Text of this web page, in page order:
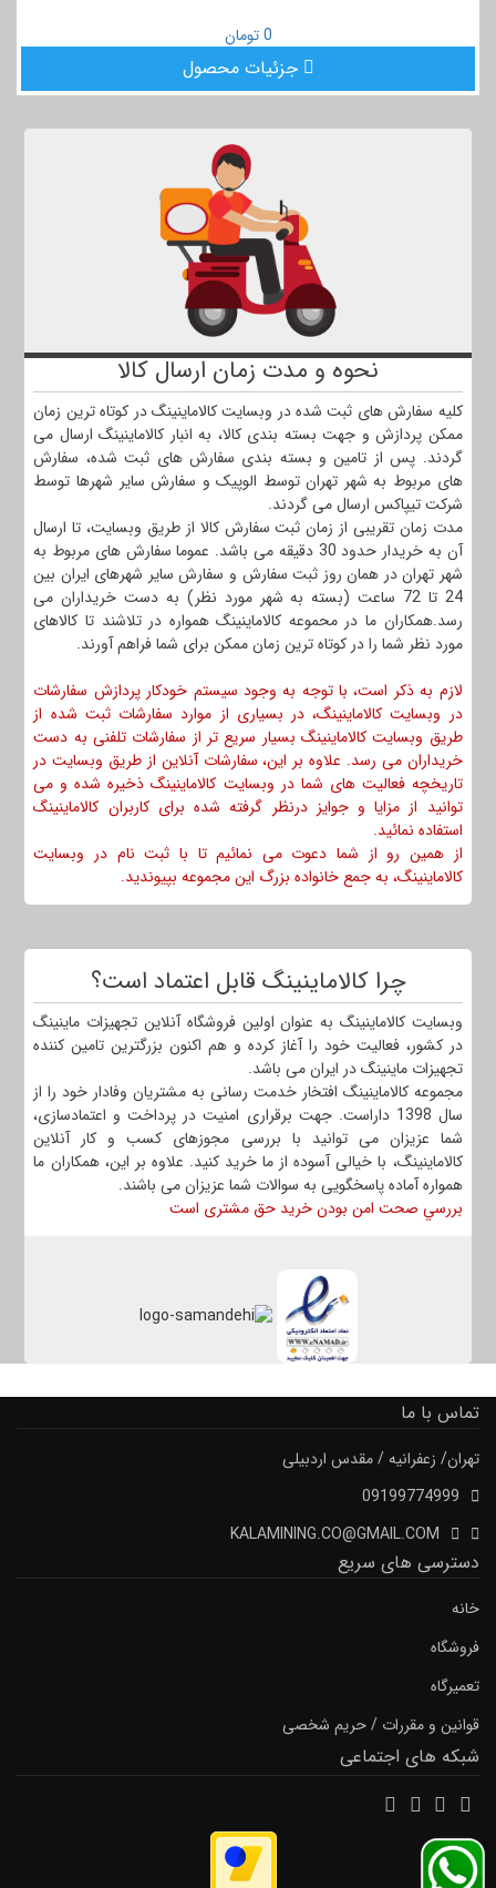
0 تومان
جزئیات محصول
نحوه و مدت زمان ارسال کالا
کلیه سفارش های ثبت شده در وبسایت کالاماینینگ در کوتاه ترین زمان
ممکن پردازش و جهت بسته بندی کالا، به انبار کالاماینینگ ارسال می
گردند. پس از تامین و بسته بندی سفارش های ثبت شده، سفارش
های مربوط به شهر تهران توسط الوپیک و سفارش سایر شهرها توسط
شرکت تیپاکس ارسال می گردند.
مدت زمان تقریبی از زمان ثبت سفارش کالا از طریق وبسایت، تا ارسال
آن به خریدار حدود 30 دقیقه می باشد. عموما سفارش های مربوط به
شهر تهران در همان روز ثبت سفارش و سفارش سایر شهرهای ایران بین
24 تا 72 ساعت (بسته به شهر مورد نظر) به دست خریداران می
رسد.همکاران ما در محموعه کالاماینینگ همواره در تلاشند تا کالاهای
مورد نظر شما را در کوتاه ترین زمان ممکن برای شما فراهم آورند.
لازم به ذکر است، با توجه به وجود سیستم خودکار پردازش سفارشات
در وبسایت کالاماینینگ، در بسیاری از موارد سفارشات ثبت شده از
طریق وبسایت کالاماینینگ بسیار سریع تر از سفارشات تلفنی به دست
خریداران می رسد. علاوه بر این، سفارشات آنلاین از طریق وبسایت در
تاریخچه فعالیت های شما در وبسایت کالاماینینگ ذخیره شده و می
توانید از مزایا و جوایز درنظر گرفته شده برای کاربران کالاماینینگ
استفاده نمائید.
از همین رو از شما دعوت می نمائیم تا با ثبت نام در وبسایت
کالاماینینگ، به جمع خانواده بزرگ این مجموعه بپیوندید.
چرا کالاماینینگ قابل اعتماد است؟
وبسایت کالاماینینگ به عنوان اولین فروشگاه آنلاین تجهیزات ماینینگ
در کشور، فعالیت خود را آغاز کرده و هم اکنون بزرگترین تامین کننده
تجهیزات ماینینگ در ایران می باشد.
مجموعه کالاماینینگ افتخار خدمت رسانی به مشتریان وفادار خود را از
سال 1398 داراست. جهت برقراری امنیت در پرداخت و اعتمادسازی،
شما عزیزان می توانید با بررسی مجوزهای کسب و کار آنلاین
کالاماینینگ، با خیالی آسوده از ما خرید کنید. علاوه بر این، همکاران ما
همواره آماده پاسخگویی به سوالات شما عزیزان می باشند.
بررسي صحت امن بودن خرید حق مشتری است
تماس با ما
تهران/ زعفرانیه / مقدس اردبیلی
09199774999
KALAMINING.CO@GMAIL.COM
دسترسی های سریع
خانه
فروشگاه
تعمیرگاه
قوانین و مقررات / حریم شخصی
شبکه های اجتماعی